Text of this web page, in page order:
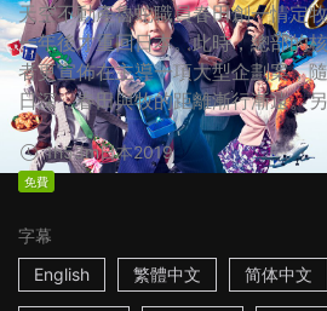
天空不動產魯蛇職員春田創一情定
一年後才重回日本。此時，總部的
者更宣佈在主導一項大型企劃案，
日深，春田與牧的距離漸行漸遠。
1h53m日本2019
免費
字幕
English
繁體中文 简体中文